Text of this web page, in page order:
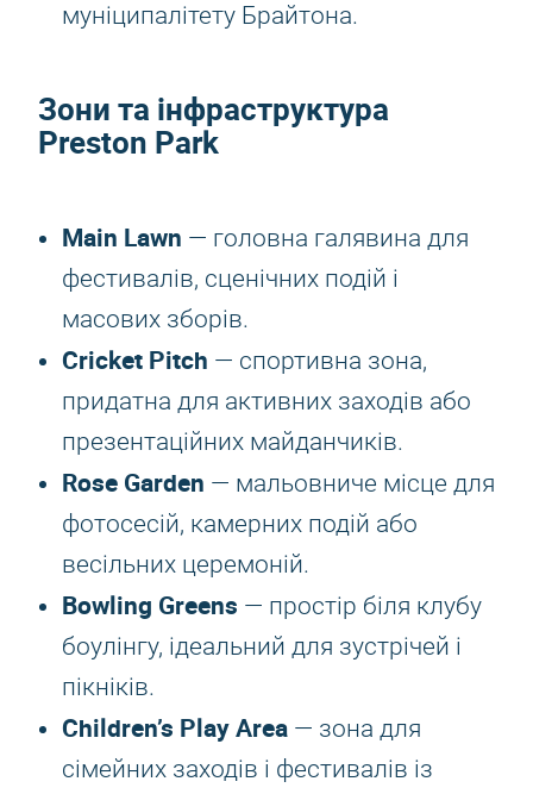
муніципалітету Брайтона.
Зони та інфраструктура
Preston Park
Main Lawn — головна галявина для
фестивалів, сценічних подій і
масових зборів.
Cricket Pitch — спортивна зона,
придатна для активних заходів або
презентаційних майданчиків.
Rose Garden — мальовниче місце для
фотосесій, камерних подій або
весільних церемоній.
Bowling Greens — простір біля клубу
боулінгу, ідеальний для зустрічей і
пікніків.
Children’s Play Area — зона для
сімейних заходів і фестивалів із